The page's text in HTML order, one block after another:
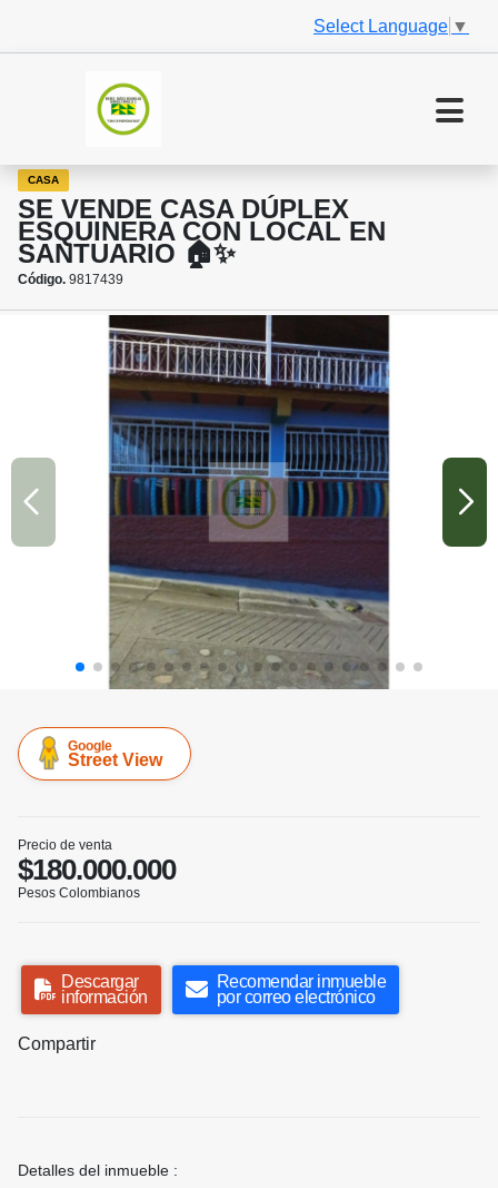
Select Language ▼
CASA
SE VENDE CASA DÚPLEX
ESQUINERA CON LOCAL EN
SANTUARIO 🏠✨
Código. 9817439
Google
Street View
Precio de venta
$180.000.000
Pesos Colombianos
Descargar
información
Recomendar inmueble
por correo electrónico
Compartir
Detalles del inmueble :